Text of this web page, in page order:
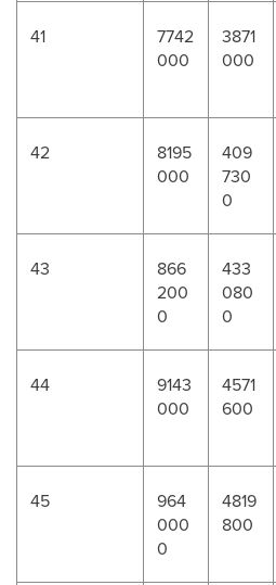
41
7742
000
3871
000
42
8195
000
409
730
0
43
866
200
0
433
080
0
44
9143
000
4571
600
45
964
000
0
4819
800